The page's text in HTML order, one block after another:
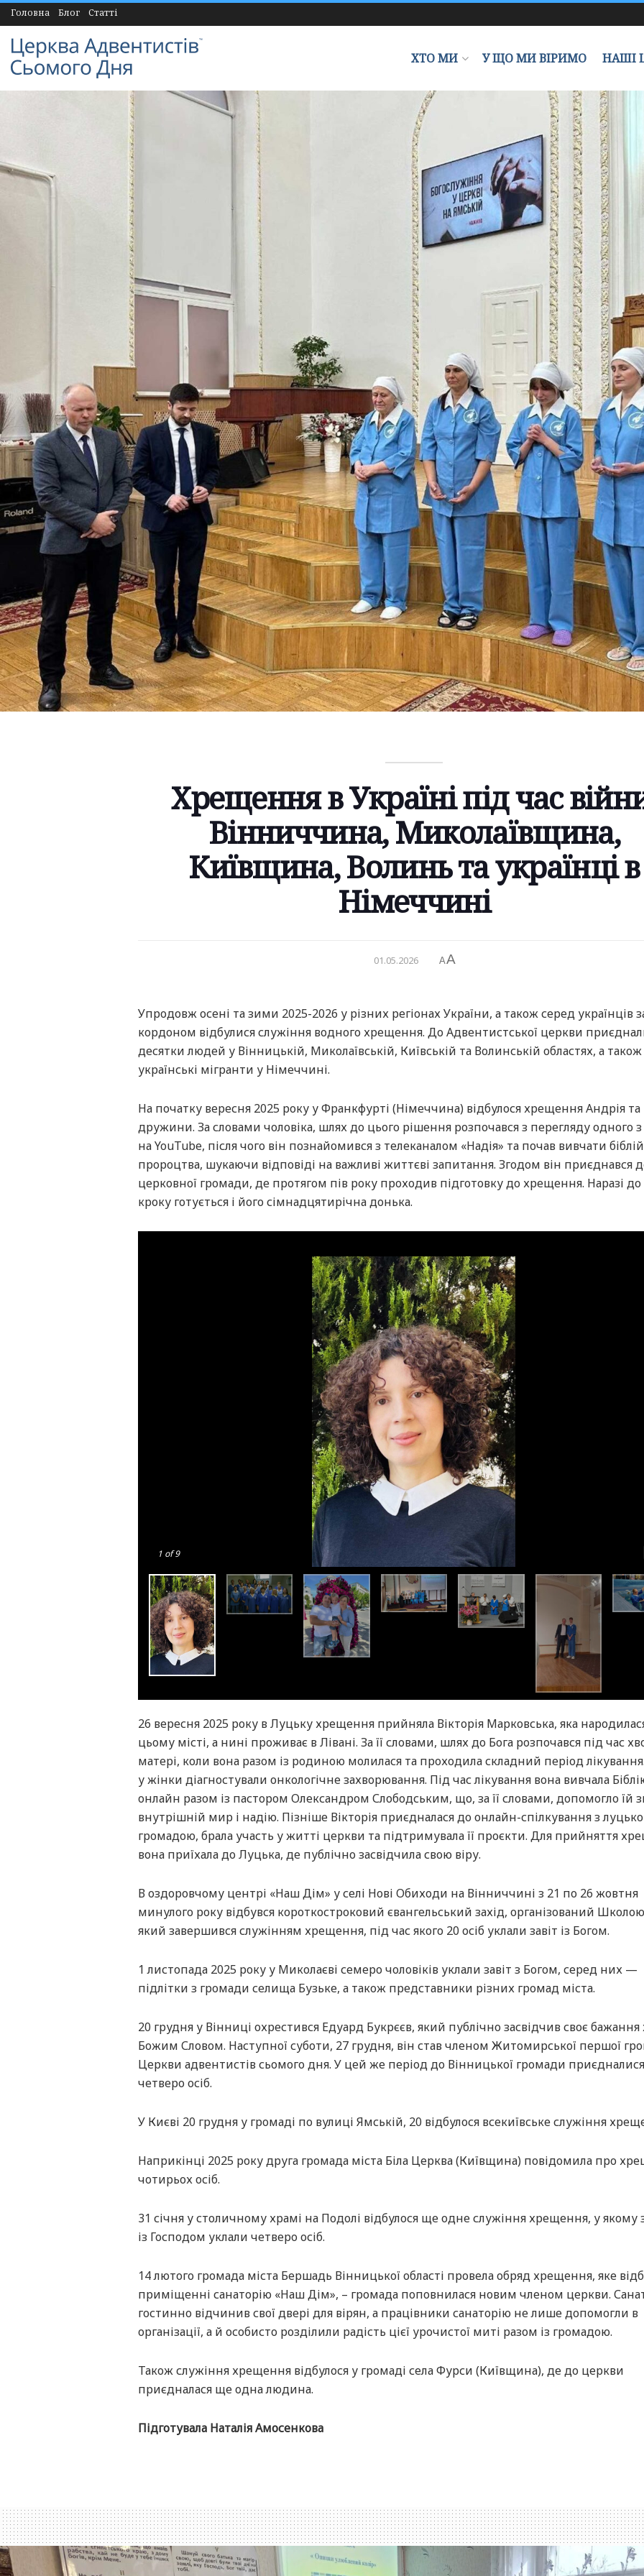
Головна Блог Статті
ХТО МИ У ЩО МИ ВІРИМО НАШІ
Хрещення в Україні під час
Вінниччина, Миколаївщина,
Київщина, Волинь та українці в
Німеччині
01.05.2026 AA
Упродовж осені та зими 2025-2026 у різних регіонах України, а також серед українців
кордоном відбулися служіння водного хрещення. До Адвентистської церкви
десятки людей у Вінницькій, Миколаївській, Київській та Волинській областях, а також
українські мігранти у Німеччині.
На початку вересня 2025 року у Франкфурті (Німеччина) відбулося хрещення Андрія та
дружини. За словами чоловіка, шлях до цього рішення розпочався з перегляду одного з
на YouTube, після чого він познайомився з телеканалом «Надія» та почав вивчати
пророцтва, шукаючи відповіді на важливі життєві запитання. Згодом він приєднався
церковної громади, де протягом пів року проходив підготовку до хрещення. Наразі до
кроку готується і його сімнадцятирічна донька.
1 of 9
26 вересня 2025 року в Луцьку хрещення прийняла Вікторія Марковська, яка
цьому місті, а нині проживає в Лівані. За її словами, шлях до Бога розпочався під час
матері, коли вона разом із родиною молилася та проходила складний період
у жінки діагностували онкологічне захворювання. Під час лікування вона вивчала
онлайн разом із пастором Олександром Слободським, що, за її словами, допомогло їй
внутрішній мир і надію. Пізніше Вікторія приєдналася до онлайн-спілкування з
громадою, брала участь у житті церкви та підтримувала її проєкти. Для прийняття
вона приїхала до Луцька, де публічно засвідчила свою віру.
В оздоровчому центрі «Наш Дім» у селі Нові Обиходи на Вінниччині з 21 по 26 жовтня
минулого року відбувся короткостроковий євангельський захід, організований Школою
який завершився служінням хрещення, під час якого 20 осіб уклали завіт із Богом.
1 листопада 2025 року у Миколаєві семеро чоловіків уклали завіт з Богом, серед них —
підлітки з громади селища Бузьке, а також представники різних громад міста.
20 грудня у Вінниці охрестився Едуард Букрєєв, який публічно засвідчив своє
Божим Словом. Наступної суботи, 27 грудня, він став членом Житомирської першої
Церкви адвентистів сьомого дня. У цей же період до Вінницької громади
четверо осіб.
У Києві 20 грудня у громаді по вулиці Ямській, 20 відбулося всекиївське служіння
Наприкінці 2025 року друга громада міста Біла Церква (Київщина) повідомила про
чотирьох осіб.
31 січня у столичному храмі на Подолі відбулося ще одне служіння хрещення, у якому
із Господом уклали четверо осіб.
14 лютого громада міста Бершадь Вінницької області провела обряд хрещення, яке
приміщенні санаторію «Наш Дім», – громада поповнилася новим членом церкви.
гостинно відчинив свої двері для вірян, а працівники санаторію не лише допомогли в
організації, а й особисто розділили радість цієї урочистої миті разом із громадою.
Також служіння хрещення відбулося у громаді села Фурси (Київщина), де до церкви
приєдналася ще одна людина.
Підготувала Наталія Амосенкова